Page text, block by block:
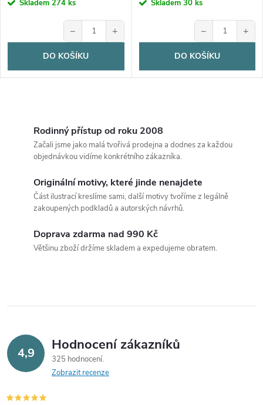
ů
u
k
t
Skladem 274 ks
− +
DO KOŠÍKU
Skladem 30 ks
− +
DO KOŠÍKU
p
v
k
y
Rodinný přístup od roku 2008
Začali jsme jako malá tvořivá prodejna a dodnes za každou
objednávkou vidíme konkrétního zákazníka.
Originální motivy, které jinde nenajdete
Část ilustrací kreslíme sami, další motivy tvoříme z legálně
zakoupených podkladů a autorských návrhů.
Doprava zdarma nad 990 Kč
Většinu zboží držíme skladem a expedujeme obratem.
4,9 Hodnocení zákazníků
325 hodnocení
Zobrazit recenze